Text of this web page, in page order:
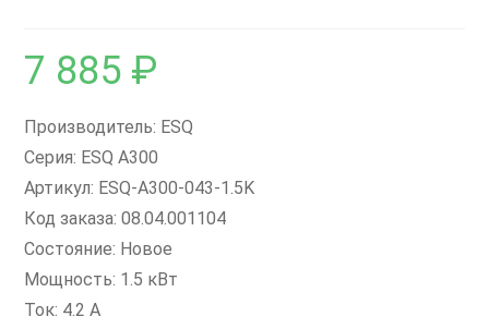
7 885 ₽
Производитель: ESQ
Серия: ESQ A300
Артикул: ESQ-A300-043-1.5K
Код заказа: 08.04.001104
Состояние: Новое
Мощность: 1.5 кВт
Ток: 4.2 А